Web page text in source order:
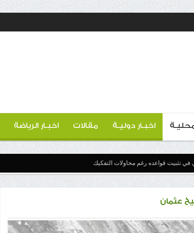
محليـة اخبـار دوليـة مقالات اخبـار الرياضة
في تثبيت قواعده رغم محاولات التفكيك
عثمان